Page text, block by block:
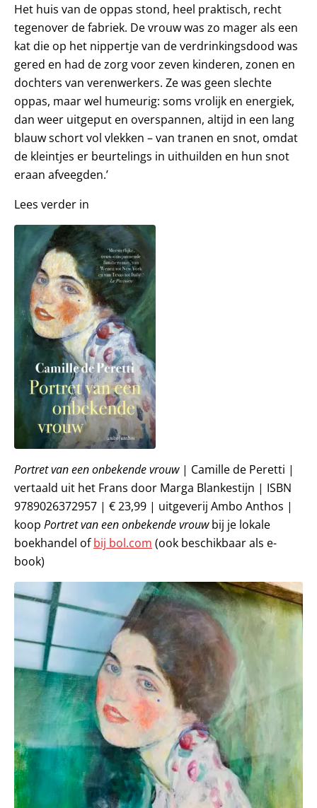
Het huis van de oppas stond, heel praktisch, recht
tegenover de fabriek. De vrouw was zo mager als een
kat die op het nippertje van de verdrinkingsdood was
gered en had de zorg voor zeven kinderen, zonen en
dochters van verenwerkers. Ze was geen slechte
oppas, maar wel humeurig: soms vrolijk en energiek,
dan weer uitgeput en overspannen, altijd in een lang
blauw schort vol vlekken – van tranen en snot, omdat
de kleintjes er beurtelings in uit­huilden en hun snot
eraan afveegden.’
Lees verder in
Portret van een onbekende vrouw | Camille de Peretti |
vertaald uit het Frans door Marga Blankestijn | ISBN
9789026372957 | € 23,99 | uitgeverij Ambo Anthos |
koop Portret van een onbekende vrouwbij je lokale
boekhandel ofbij bol.com (ook beschikbaar als e-
book)